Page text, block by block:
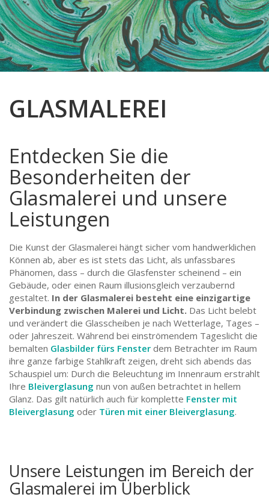
ABSTRAKT
BERUFE
BLUMEN
JUGENDSTIL
KOPIEN HISTORISCHER BILDER
SAKRALE
SCHWEIZER STÄNDESCHEIBEN
STÄDTE & GEBÄUDE
TIERE
VERSCHIEDENES
WAPPEN
TÜREN & FENSTER
FENSTER
HAUSTÜREN
KIRCHENFENSTER
GLAS-FUSING
VERKAUF
ABSTRAKTE MOTIVE
BLUMENBILDER
JUGENDSTIL
KLEINERE FREIE MOTIVE
SAKRALE-, HEILIGEN- MOTIVE
SCHWEIZER STÄNDESCHEIBEN
STÄDTE, GEBÄUDE
TIERMOTIVE
VERSCHIEDENES
WAPPEN
WEIHNACHTSMARKT
ENGEL HÄNGEND UND STEHEND
GLASBILDER ENGEL UND SAKRALE
GLASMALEREI
Entdecken Sie die
Besonderheiten der
Glasmalerei und unsere
Leistungen
Die Kunst der Glasmalerei hängt sicher vom handwerklichen
Können ab, aber es ist stets das Licht, als unfassbares
Phänomen, dass – durch die Glasfenster scheinend – ein
Gebäude, oder einen Raum illusionsgleich verzaubernd
gestaltet. In der Glasmalerei besteht eine einzigartige
Verbindung zwischen Malerei und Licht. Das Licht belebt
und verändert die Glasscheiben je nach Wetterlage, Tages –
oder Jahreszeit. Während bei einströmendem Tageslicht die
bemalten Glasbilder fürs Fenster dem Betrachter im Raum
ihre ganze farbige Stahlkraft zeigen, dreht sich abends das
Schauspiel um: Durch die Beleuchtung im Innenraum erstrahlt
Ihre Bleiverglasung nun von außen betrachtet in hellem
Glanz. Das gilt natürlich auch für komplette Fenster mit
Bleiverglasung oder Türen mit einer Bleiverglasung.
Unsere Leistungen im Bereich der
Glasmalerei im Überblick